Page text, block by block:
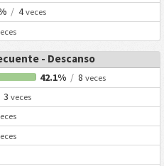
/4veces
- Descanso
42.1% / 8veces
veces